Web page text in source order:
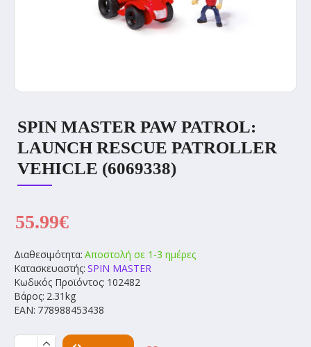
SPIN MASTER PAW PATROL:
LAUNCH RESCUE PATROLLER
VEHICLE (6069338)
Διαθεσιμότητα: Αποστολή σε 1-3 ημέρες
Κατασκευαστής: SPIN MASTER
Κωδικός Προϊόντος: 102482
Βάρος: 2.31kg
EAN: 778988453438
55.99€